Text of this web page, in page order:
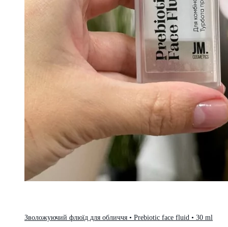
Зволожуючий флюїд для обличчя • Prebiotic face fluid • 30 ml